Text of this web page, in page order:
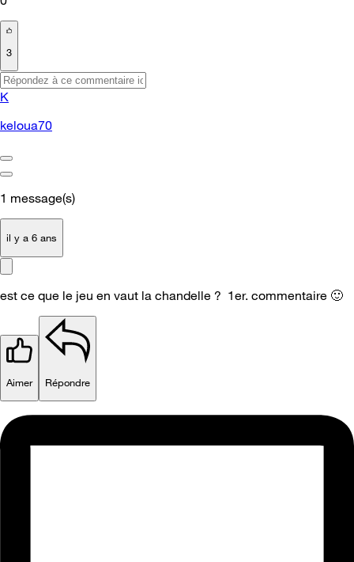
3
K
keloua70
1 message(s)
il y a 6 ans
est ce que le jeu en vaut la chandelle ? 1er. commentaire 🙂
Aimer Répondre